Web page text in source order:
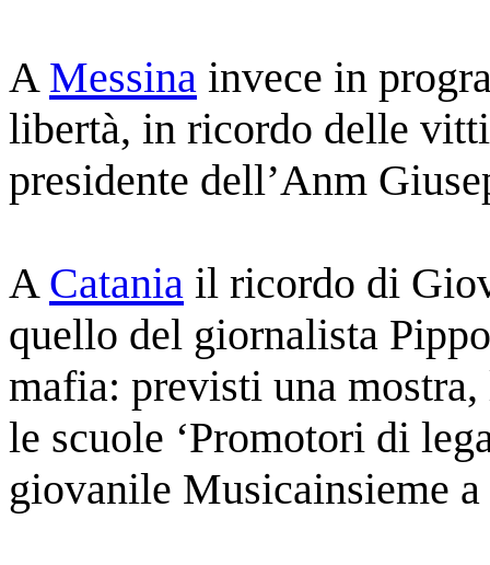
A Messina invece in
libertà, in ricordo delle
presidente dell’Anm
A Catania il ricordo di
quello del giornalista
mafia: previsti una
le scuole ‘Promotori di
giovanile Musicainsieme